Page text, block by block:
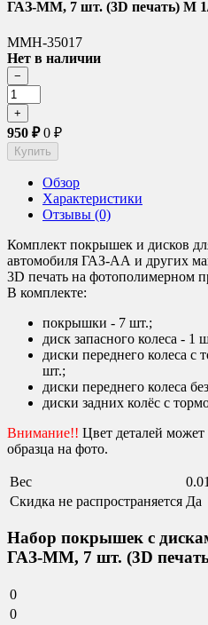
ГАЗ-ММ, 7 шт. (3D печать) М
ММН-35017
Нет в наличии
950 ₽0 ₽
Обзор
Характеристики
Отзывы (0)
Комплект покрышек и дисков
автомобиля ГАЗ-АА и других
3D печать на фотополимерном
В комплекте:
покрышки - 7 шт.;
диск запасного колеса - 1
диски переднего колеса
шт.;
диски переднего колеса
диски задних колёс с
Внимание!! Цвет деталей может
образца на фото.
Вес
Скидка не распространяется Да
Набор покрышек с
ГАЗ-ММ, 7 шт. (3D
0
0